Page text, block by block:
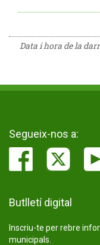
Data i hora de la
Segueix-nos a:
Butlletí digital
Inscriu-te per rebre
municipals.